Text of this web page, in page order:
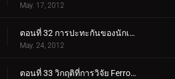
May. 17, 2012
ตอนที่ 32 การปะทะกันของนักเลง!
May. 24, 2012
ตอนที่ 33 วิกฤติที่การวิจัย Ferroseed!